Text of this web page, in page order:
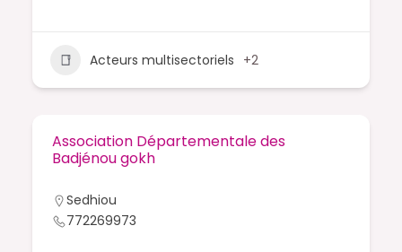
Acteurs multisectoriels +2
Association Départementale des
Badjénou gokh
Sedhiou
772269973